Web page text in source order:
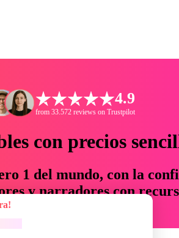
4.9
from 33.572 reviews on Trustpilot
con precios
1 del mundo, con la
y narradores con
tiempo y presupuesto.